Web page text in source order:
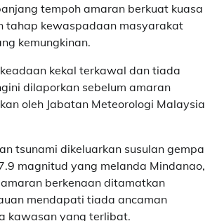
tempoh amaran berkuat kuasa
tahap kewaspadaan masyarakat
kemungkinan.
kekal terkawal dan tiada
dilaporkan sebelum amaran
oleh Jabatan Meteorologi Malaysia
tsunami dikeluarkan susulan gempa
magnitud yang melanda Mindanao,
berkenaan ditamatkan
mendapati tiada ancaman
kawasan yang terlibat.